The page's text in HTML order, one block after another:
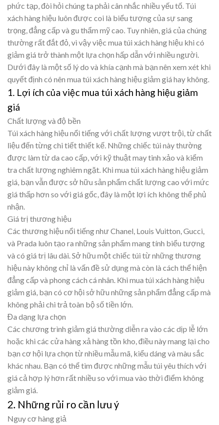
phức tạp, đòi hỏi chúng ta phải cân nhắc nhiều yếu tố. Túi
xách hàng hiệu luôn được coi là biểu tượng của sự sang
trọng, đẳng cấp và gu thẩm mỹ cao. Tuy nhiên, giá của chúng
thường rất đắt đỏ, vì vậy việc mua túi xách hàng hiệu khi có
giảm giá trở thành một lựa chọn hấp dẫn với nhiều người.
Dưới đây là một số lý do và khía cạnh mà bạn nên xem xét khi
quyết định có nên mua túi xách hàng hiệu giảm giá hay không.
1. Lợi ích của việc mua túi xách hàng hiệu giảm
giá
Chất lượng và độ bền
Túi xách hàng hiệu nổi tiếng với chất lượng vượt trội, từ chất
liệu đến từng chi tiết thiết kế. Những chiếc túi này thường
được làm từ da cao cấp, với kỹ thuật may tinh xảo và kiểm
tra chất lượng nghiêm ngặt. Khi mua túi xách hàng hiệu giảm
giá, bạn vẫn được sở hữu sản phẩm chất lượng cao với mức
giá thấp hơn so với giá gốc, đây là một lợi ích không thể phủ
nhận.
Giá trị thương hiệu
Các thương hiệu nổi tiếng như Chanel, Louis Vuitton, Gucci,
và Prada luôn tạo ra những sản phẩm mang tính biểu tượng
và có giá trị lâu dài. Sở hữu một chiếc túi từ những thương
hiệu này không chỉ là vấn đề sử dụng mà còn là cách thể hiện
đẳng cấp và phong cách cá nhân. Khi mua túi xách hàng hiệu
giảm giá, bạn có cơ hội sở hữu những sản phẩm đẳng cấp mà
không phải chi trả toàn bộ số tiền lớn.
Đa dạng lựa chọn
Các chương trình giảm giá thường diễn ra vào các dịp lễ lớn
hoặc khi các cửa hàng xả hàng tồn kho, điều này mang lại cho
bạn cơ hội lựa chọn từ nhiều mẫu mã, kiểu dáng và màu sắc
khác nhau. Bạn có thể tìm được những mẫu túi yêu thích với
giá cả hợp lý hơn rất nhiều so với mua vào thời điểm không
giảm giá.
2. Những rủi ro cần lưu ý
Nguy cơ hàng giả